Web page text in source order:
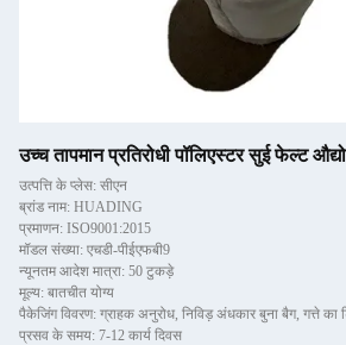
उच्च तापमान प्रतिरोधी पॉलिएस्टर सुई फेल्ट
उत्पत्ति के प्लेस: सीएन
ब्रांड नाम: HUADING
प्रमाणन: ISO9001:2015
मॉडल संख्या: एचडी-पीईएफबी9
न्यूनतम आदेश मात्रा: 50 टुकड़े
मूल्य: बातचीत योग्य
पैकेजिंग विवरण: ग्राहक अनुरोध, निविड़ अंधकार बुना बैग, गत्ते का
प्रसव के समय: 7-12 कार्य दिवस